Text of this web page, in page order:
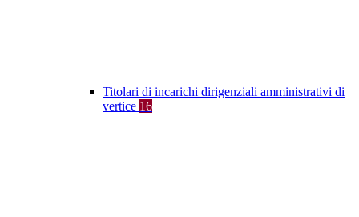
Titolari di incarichi dirigenziali amministrativi di
vertice 16